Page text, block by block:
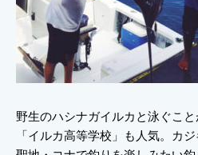
野生のハシナガイルカと泳ぐこと
「イルカ高等学校」も人気。カ